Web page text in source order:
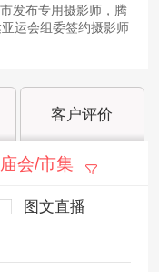
发布专用摄影师，腾
运会组委签约摄影师
客户评价
庙会/市集
图文直播